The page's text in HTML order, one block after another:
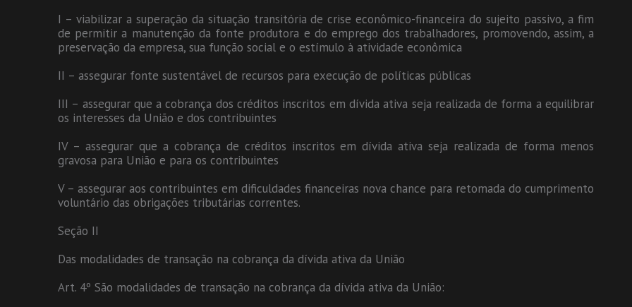
I – viabilizar a superação da situação transitória de crise econômico-financeira do sujeito passivo, a fim
de permitir a manutenção da fonte produtora e do emprego dos trabalhadores, promovendo, assim, a
preservação da empresa, sua função social e o estímulo à atividade econômica
II – assegurar fonte sustentável de recursos para execução de políticas públicas
III – assegurar que a cobrança dos créditos inscritos em dívida ativa seja realizada de forma a equilibrar
os interesses da União e dos contribuintes
IV – assegurar que a cobrança de créditos inscritos em dívida ativa seja realizada de forma menos
gravosa para União e para os contribuintes
V – assegurar aos contribuintes em dificuldades financeiras nova chance para retomada do cumprimento
voluntário das obrigações tributárias correntes.
Seção II
Das modalidades de transação na cobrança da dívida ativa da União
Art. 4º São modalidades de transação na cobrança da dívida ativa da União: